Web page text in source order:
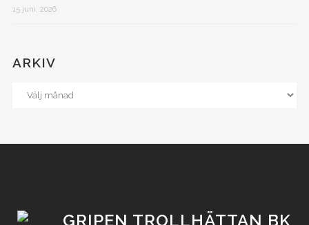
15 juni, 2026
ARKIV
GRIPEN TROLLHÄTTAN BK